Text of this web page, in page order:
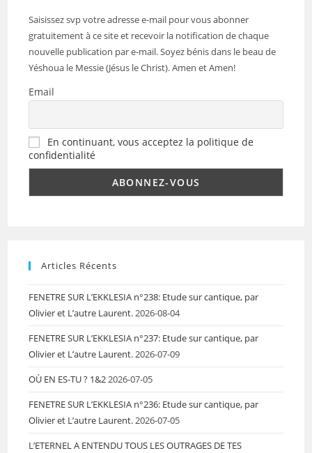
Saisissez svp votre adresse e-mail pour vous abonner
gratuitement à ce site et recevoir la notification de chaque
nouvelle publication par e-mail. Soyez bénis dans le beau de
Yéshoua le Messie (Jésus le Christ). Amen et Amen!
Email
En continuant, vous acceptez la politique de
confidentialité
Articles Récents
FENETRE SUR L’EKKLESIA n°238: Etude sur cantique, par
Olivier et L’autre Laurent.2026-08-04
FENETRE SUR L’EKKLESIA n°237: Etude sur cantique, par
Olivier et L’autre Laurent.2026-07-09
OÙ EN ES-TU ? 1&22026-07-05
FENETRE SUR L’EKKLESIA n°236: Etude sur cantique, par
Olivier et L’autre Laurent.2026-07-05
L’ETERNEL A ENTENDU TOUS LES OUTRAGES DE TES